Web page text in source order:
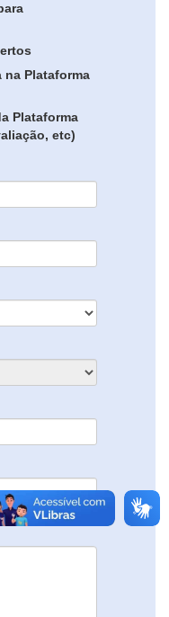
na Plataforma
Plataforma
etc)